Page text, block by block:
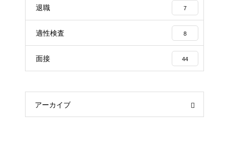
退職 7
適性検査 8
面接 44
アーカイブ